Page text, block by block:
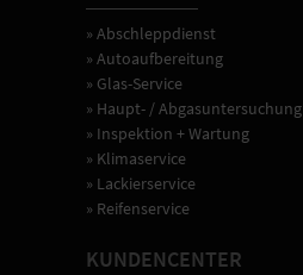
» Abschleppdienst
» Autoaufbereitung
» Glas-Service
» Haupt- / Abgasuntersuchung
» Inspektion + Wartung
» Klimaservice
» Lackierservice
» Reifenservice
KUNDENCENTER